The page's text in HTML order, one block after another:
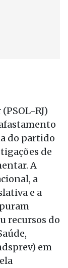
RJ)
do partido
de
A
a
e a
recursos do
em